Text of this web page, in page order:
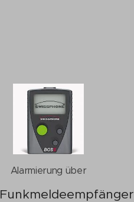
Alarmierung über
Funkmeldeempfänger